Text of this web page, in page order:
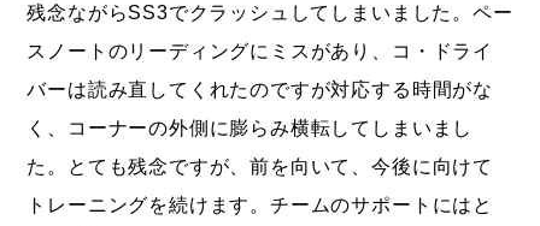
残念ながらSS3でクラッシュしてしまいました。ペー
スノートのリーディングにミスがあり、コ・ドライ
バーは読み直してくれたのですが対応する時間がな
く、コーナーの外側に膨らみ横転してしまいまし
た。とても残念ですが、前を向いて、今後に向けて
トレーニングを続けます。チームのサポートにはと